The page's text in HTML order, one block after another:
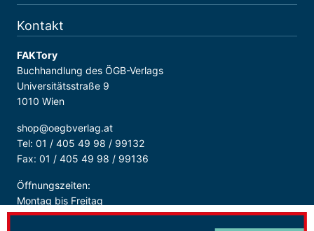
Kontakt
FAKTory
Buchhandlung des ÖGB-Verlags
Universitätsstraße 9
1010 Wien
shop@oegbverlag.at
Tel: 01 / 405 49 98 / 99132
Fax: 01 / 405 49 98 / 99136
Öffnungszeiten:
Montag bis Freitag
9:00 - 18:00 Uhr